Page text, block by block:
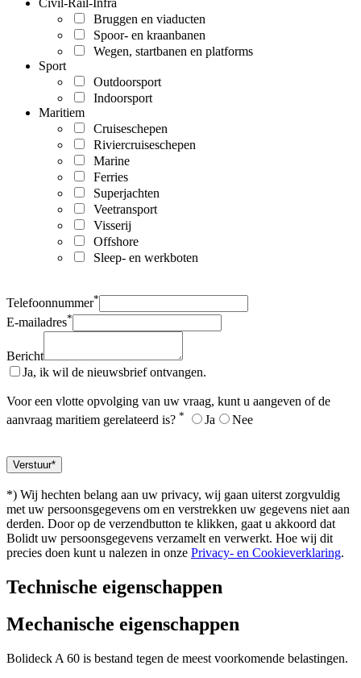
Bruggen en viaducten
Spoor- en kraanbanen
Wegen, startbanen en platforms
Sport
Outdoorsport
Indoorsport
Maritiem
Cruiseschepen
Riviercruiseschepen
Marine
Ferries
Superjachten
Veetransport
Visserij
Offshore
Sleep- en werkboten
Telefoonnummer*
E-mailadres*
Bericht
Ja, ik wil de nieuwsbrief ontvangen.
Voor een vlotte opvolging van uw vraag, kunt u aangeven of de
aanvraag maritiem gerelateerd is? * Ja Nee
*) Wij hechten belang aan uw privacy, wij gaan uiterst zorgvuldig
met uw persoonsgegevens om en verstrekken uw gegevens niet aan
derden. Door op de verzendbutton te klikken, gaat u akkoord dat
Bolidt uw persoonsgegevens verzamelt en verwerkt. Hoe wij dit
precies doen kunt u nalezen in onze Privacy- en Cookieverklaring.
Technische eigenschappen
Mechanische eigenschappen
Bolideck A 60 is bestand tegen de meest voorkomende belastingen.